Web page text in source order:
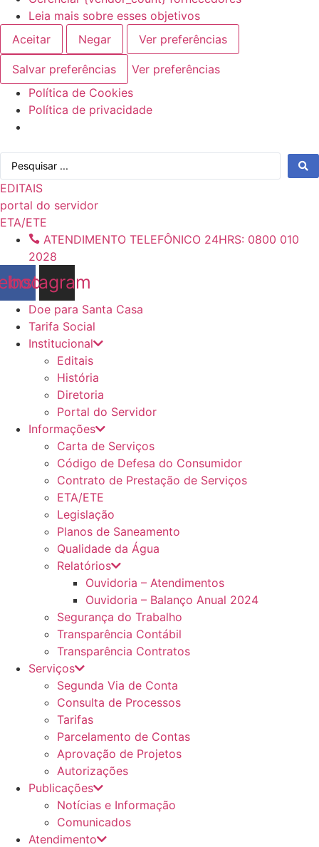
Leia mais sobre esses objetivos
Aceitar
Negar Ver preferências
Salvar preferências
Ver preferências
Política de Cookies
Política de privacidade
para
o
conteúdo
Pesquisar
EDITAIS
portal do servidor
ETA/ETE
ATENDIMENTO TELEFÔNICO 24HRS: 0800 010
2028
Instagram
Doe para Santa Casa
Tarifa Social
Institucional
Editais
História
Diretoria
Portal do Servidor
Informações
Carta de Serviços
Código de Defesa do Consumidor
Contrato de Prestação de Serviços
ETA/ETE
Legislação
Planos de Saneamento
Qualidade da Água
Relatórios
Ouvidoria – Atendimentos
Ouvidoria – Balanço Anual 2024
Segurança do Trabalho
Transparência Contábil
Transparência Contratos
Serviços
Segunda Via de Conta
Consulta de Processos
Tarifas
Parcelamento de Contas
Aprovação de Projetos
Autorizações
Publicações
Notícias e Informação
Comunicados
Atendimento